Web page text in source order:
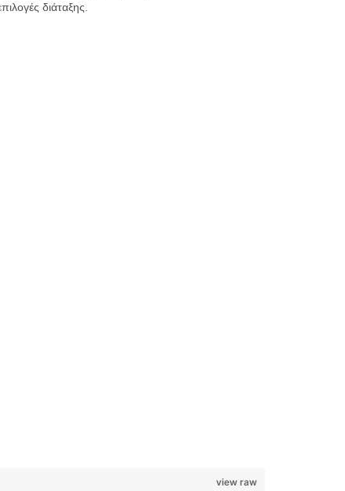
διάταξης.
view raw